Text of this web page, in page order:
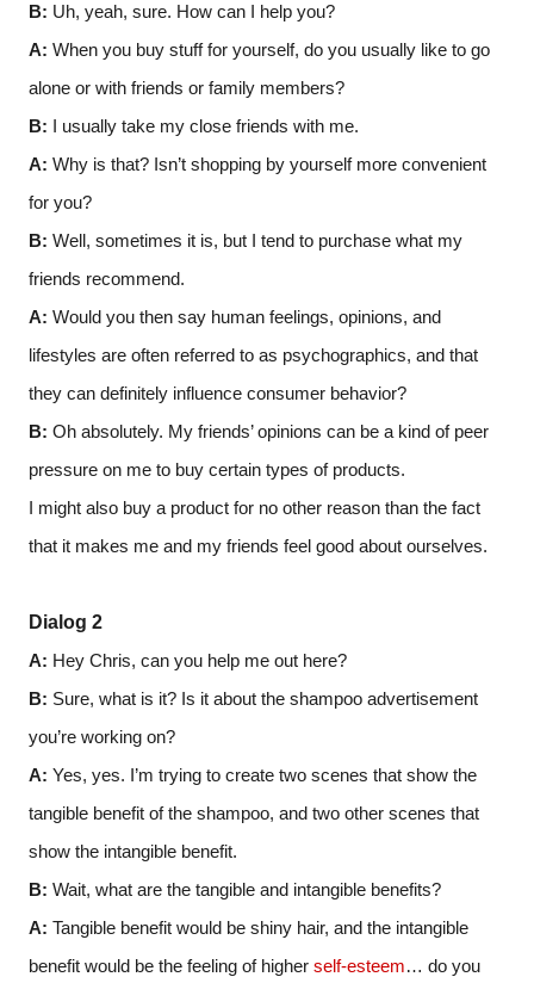
B: Uh, yeah, sure. How can I help you?
A: When you buy stuff for yourself, do you usually like to go
alone or with friends or family members?
B: I usually take my close friends with me.
A: Why is that? Isn’t shopping by yourself more convenient
for you?
B: Well, sometimes it is, but I tend to purchase what my
friends recommend.
A: Would you then say human feelings, opinions, and
lifestyles are often referred to as psychographics, and that
they can definitely influence consumer behavior?
B: Oh absolutely. My friends’ opinions can be a kind of peer
pressure on me to buy certain types of products.
I might also buy a product for no other reason than the fact
that it makes me and my friends feel good about ourselves.
Dialog 2
A: Hey Chris, can you help me out here?
B: Sure, what is it? Is it about the shampoo advertisement
you’re working on?
A: Yes, yes. I’m trying to create two scenes that show the
tangible benefit of the shampoo, and two other scenes that
show the intangible benefit.
B: Wait, what are the tangible and intangible benefits?
A: Tangible benefit would be shiny hair, and the intangible
benefit would be the feeling of higherself-esteem… do you